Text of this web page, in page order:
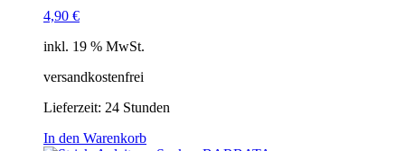
4,90 €
inkl. 19 % MwSt.
versandkostenfrei
Lieferzeit: 24 Stunden
In den Warenkorb